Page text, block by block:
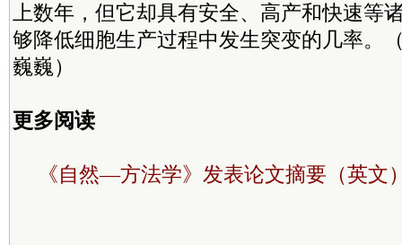
上数年，但它却具有安全、高产和快速等
够降低细胞生产过程中发生突变的几率。
巍巍）
更多阅读
《自然—方法学》发表论文摘要（英文